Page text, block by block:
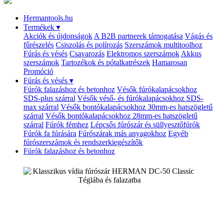
Hermantools.hu
Termékek ▾
Akciók és újdonságok A B2B partnerek támogatása Vágás és
fűrészelés Csiszolás és polírozás Szerszámok multitoolhoz
Fúrás és vésés Csavarozás Elektromos szerszámok Akkus
szerszámok Tartozékok és pótalkatrészek Hamarosan
Promóció
Fúrás és vésés ▾
Fúrók falazáshoz és betonhoz Vésők fúrókalapácsokhoz
SDS-plus szárral Vésők véső- és fúrókalapácsokhoz SDS-
max szárral Vésők bontókalapácsokhoz 30mm-es hatszögletű
szárral Vésők bontókalapácsokhoz 28mm-es hatszögletű
szárral Fúrók fémhez Lépcsős fúrószár és süllyesztőfúrók
Fúrók fa fúrására Fúrószárak más anyagokhoz Egyéb
fúrószerszámok és rendszerkiegészítők
Fúrók falazáshoz és betonhoz